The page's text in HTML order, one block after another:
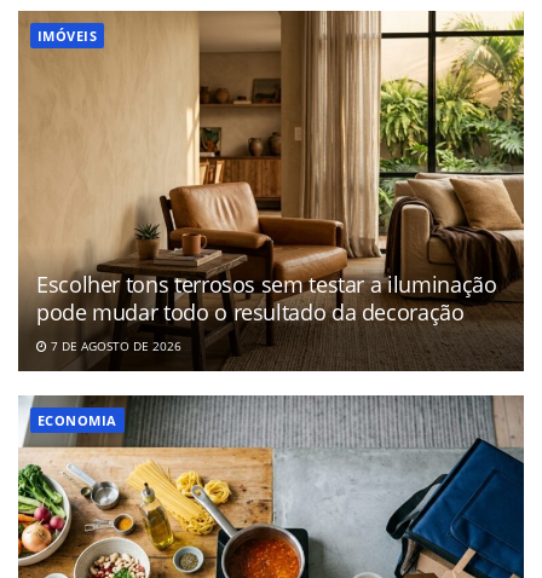
IMÓVEIS
Escolher tons terrosos sem testar a iluminação
pode mudar todo o resultado da decoração
7 DE AGOSTO DE 2026
ECONOMIA